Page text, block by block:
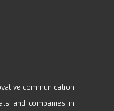
communication
and companies in